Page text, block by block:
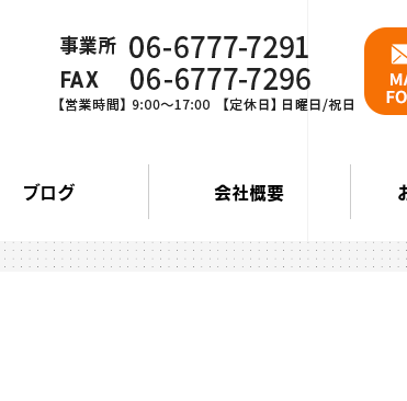
ブログ 会社概要